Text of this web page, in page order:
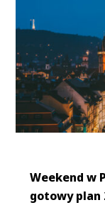
Weekend w
gotowy plan